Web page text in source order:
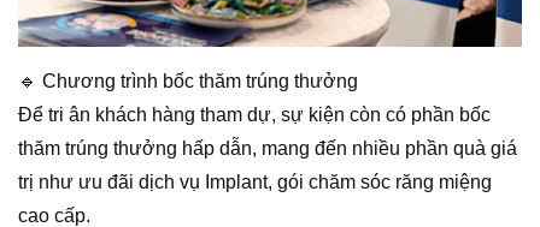
🔹 Chương trình bốc thăm trúng thưởng
Để tri ân khách hàng tham dự, sự kiện còn có phần bốc
thăm trúng thưởng hấp dẫn, mang đến nhiều phần quà giá
trị như ưu đãi dịch vụ Implant, gói chăm sóc răng miệng
cao cấp.